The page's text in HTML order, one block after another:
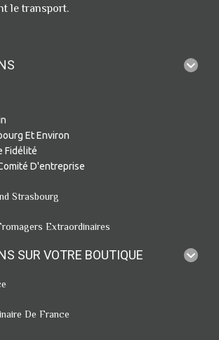
le transport.
Et Environ
Fidélité
D'entreprise
SUR VOTRE BOUTIQUE